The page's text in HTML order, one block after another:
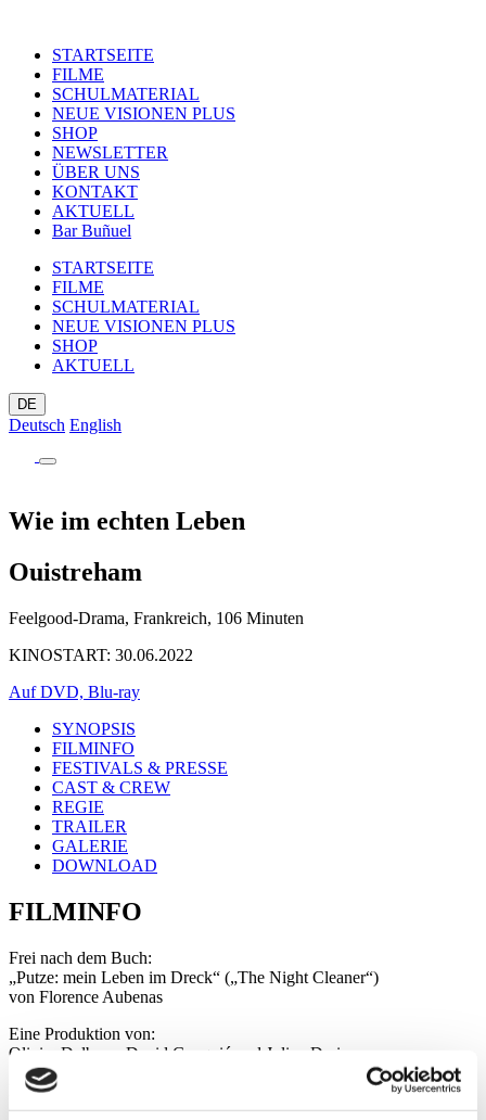
STARTSEITE
FILME
SCHULMATERIAL
NEUE VISIONEN PLUS
SHOP
NEWSLETTER
ÜBER UNS
KONTAKT
AKTUELL
Bar Buñuel
STARTSEITE
FILME
SCHULMATERIAL
NEUE VISIONEN PLUS
SHOP
AKTUELL
DE
Deutsch English
Wie im echten Leben
Ouistreham
Feelgood-Drama, Frankreich, 106 Minuten
KINOSTART: 30.06.2022
Auf DVD, Blu-ray
SYNOPSIS
FILMINFO
FESTIVALS & PRESSE
CAST & CREW
REGIE
TRAILER
GALERIE
DOWNLOAD
FILMINFO
Frei nach dem Buch:
„Putze: mein Leben im Dreck“ („The Night Cleaner“)
von Florence Aubenas
Eine Produktion von:
Olivier Delbosc, David Gauquié und Julien Deris
Koproduziert von:
Curiosa Films, Cinéfrance Studios & France 3 Cinéma